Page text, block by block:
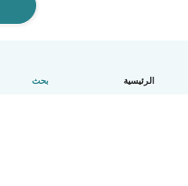
الرئيسية بحث